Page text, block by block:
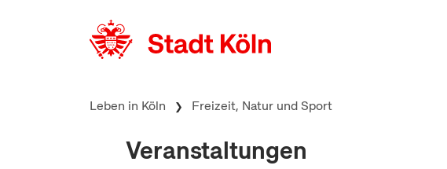
Leben in Köln Freizeit, Natur und Sport
Veranstaltungen